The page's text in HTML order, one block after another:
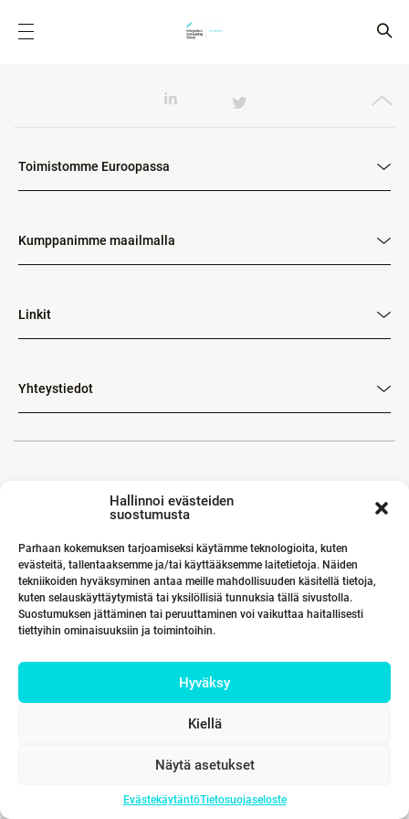
Hallinnoi evästeiden
suostumusta
Parhaan kokemuksen tarjoamiseksi käytämme teknologioita, kuten
evästeitä, tallentaaksemme ja/tai käyttääksemme laitetietoja. Näiden
tekniikoiden hyväksyminen antaa meille mahdollisuuden käsitellä tietoja,
kuten selauskäyttäytymistä tai yksilöllisiä tunnuksia tällä sivustolla.
Suostumuksen jättäminen tai peruuttaminen voi vaikuttaa haitallisesti
tiettyihin ominaisuuksiin ja toimintoihin.
Hyväksy
Kiellä
Näytä asetukset
EvästekäytäntöTietosuojaseloste
Toimistomme Euroopassa
Kumppanimme maailmalla
Linkit
Yhteystiedot